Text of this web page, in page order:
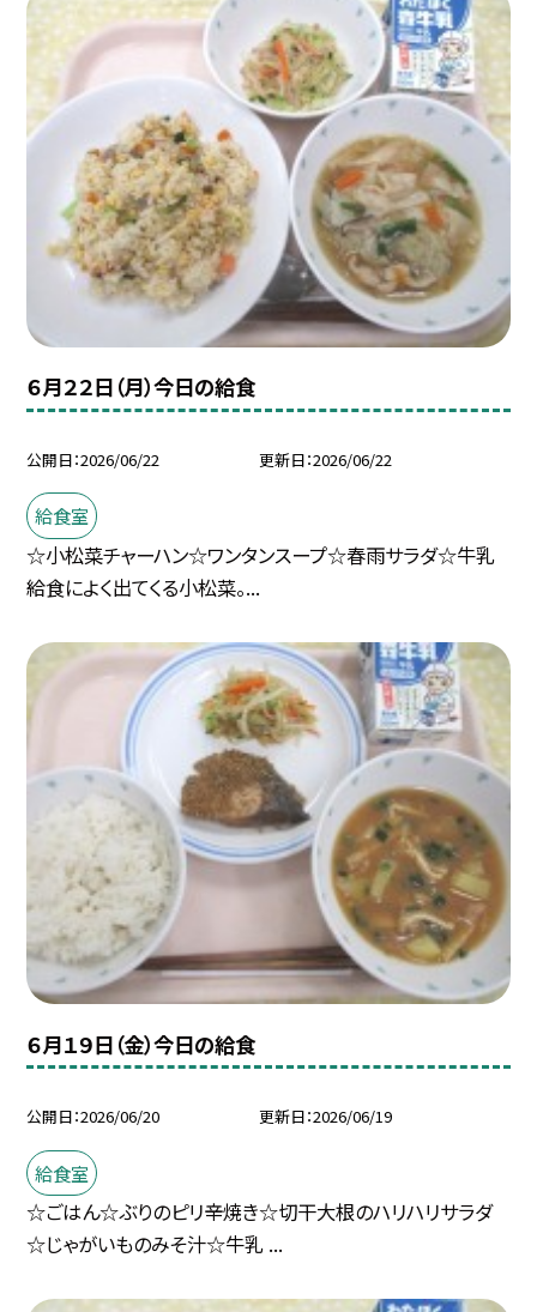
６月２２日（月）今日の給食
公開日 2026/06/22 更新日 2026/06/22
給食室
☆小松菜チャーハン☆ワンタンスープ☆春雨サラダ☆牛乳
給食によく出てくる小松菜。...
６月１９日（金）今日の給食
公開日 2026/06/20 更新日 2026/06/19
給食室
☆ごはん☆ぶりのピリ辛焼き☆切干大根のハリハリサラダ
☆じゃがいものみそ汁☆牛乳 ...